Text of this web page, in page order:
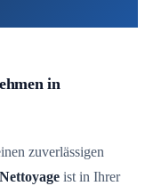
in
zuverlässigen
ist in Ihrer